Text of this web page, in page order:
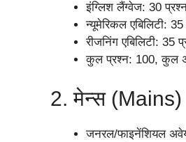
इंग्लिश लैंग्वेज: 30
न्यूमेरिकल एबिलिटी:
रीजनिंग एबिलिटी:
कुल प्रश्न: 100, कुल
2. मेन्स (Mains)
जनरल/फाइनेंशियल